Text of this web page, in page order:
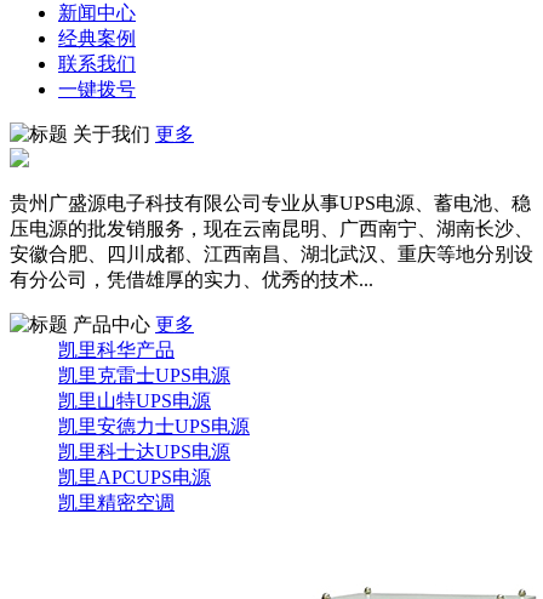
新闻中心
经典案例
联系我们
一键拨号
关于我们 更多
贵州广盛源电子科技有限公司专业从事UPS电源、蓄电池、稳
压电源的批发销服务，现在云南昆明、广西南宁、湖南长沙、
安徽合肥、四川成都、江西南昌、湖北武汉、重庆等地分别设
有分公司，凭借雄厚的实力、优秀的技术...
产品中心 更多
凯里科华产品
凯里克雷士UPS电源
凯里山特UPS电源
凯里安德力士UPS电源
凯里科士达UPS电源
凯里APCUPS电源
凯里精密空调